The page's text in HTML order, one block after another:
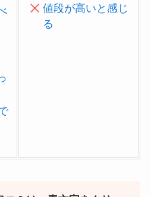
値段が高いと感じ
る